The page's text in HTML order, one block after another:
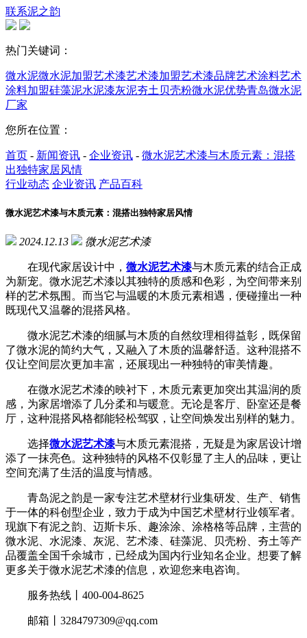
联系泥之韵
热门关键词：
微水泥微水泥加盟艺术漆艺术漆加盟艺术漆品牌艺术涂料艺术
涂料加盟硅藻泥水泥漆灰泥夯土 贝壳粉微水泥优势青岛微水泥
厂家
您所在位置：
首页 - 新闻资讯 - 企业资讯 - 微水泥艺术漆与木质元素：混搭
出独特家居风情
行业动态 企业资讯 产品百科
微水泥艺术漆与木质元素：混搭出独特家居风情
2024.12.13 微水泥艺术漆
在现代家居设计中， 微水泥艺术漆与木质元素的结合正成
为新宠。微水泥艺术漆以其独特的质感和色彩，为空间带来别
样的艺术氛围。而当它与温暖的木质元素相遇，便碰撞出一种
既现代又温馨的混搭风格。
微水泥艺术漆的细腻与木质的自然纹理相得益彰，既保留
了微水泥的简约大气，又融入了木质的温馨舒适。这种混搭不
仅让空间层次更加丰富，还展现出一种独特的审美情趣。
在微水泥艺术漆的映衬下，木质元素更加突出其温润的质
感，为家居增添了几分柔和与暖意。无论是客厅、卧室还是餐
厅，这种混搭风格都能轻松驾驭，让空间焕发出别样的魅力。
选择微水泥艺术漆与木质元素混搭，无疑是为家居设计增
添了一抹亮色。这种独特的风格不仅彰显了主人的品味，更让
空间充满了生活的温度与情感。
青岛泥之韵是一家专注艺术壁材行业集研发、生产、销售
于一体的科创型企业，致力于成为中国艺术壁材行业领军者。
现旗下有泥之韵、迈斯卡乐、趣涂涂、涂格格等品牌，主营的
微水泥、水泥漆、灰泥、艺术漆、硅藻泥、贝壳粉、夯土等产
品覆盖全国千余城市，已经成为国内行业知名企业。想要了解
更多关于微水泥艺术漆的信息，欢迎您来电咨询。
服务热线丨400-004-8625
邮箱丨3284797309@qq.com